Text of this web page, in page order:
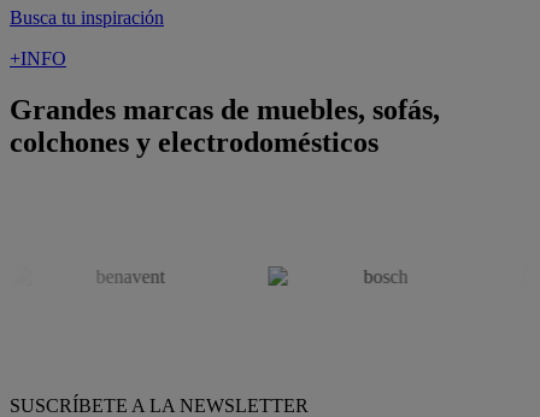
Busca tu inspiración
+INFO
Grandes marcas de muebles, sofás,
colchones y electrodomésticos
SUSCRÍBETE A LA NEWSLETTER